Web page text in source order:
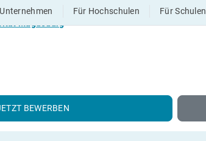
Für Hochschulen Für Schulen
BEWERBEN